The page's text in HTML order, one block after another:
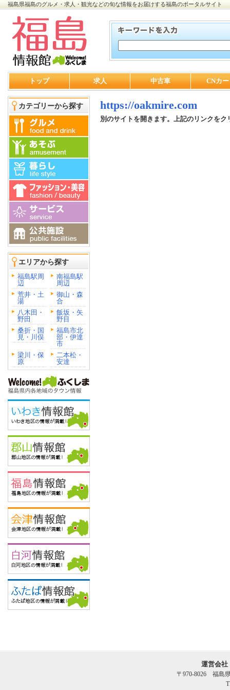
福島県福島のグルメ・求人・観光などの旬な情報をお届けする福島のポータルサイト
トップ 求人 中古車 CNカ
カテゴリーから探す
エリアから探す
福島駅周
辺
南福島駅
周辺
荒井・土
湯
御山・森
合
八木田・
野田
飯坂・矢
野目
桑折・国
見・川俣
福島市北
部・伊達
市
梁川・保
原
二本松・
安達
https://oakmire.com
別のサイトを開きます。上記のリンクをク
運営会
〒970-8026 福島